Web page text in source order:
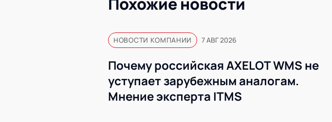
НОВОСТИ КОМПАНИИ 7 АВГ 2026
Почему российская AXELOT WMS не
уступает зарубежным аналогам.
Мнение эксперта ITMS